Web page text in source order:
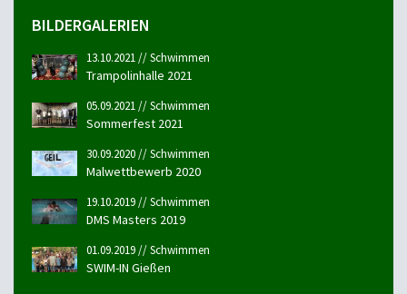
BILDERGALERIEN
13.10.2021 // Schwimmen
Trampolinhalle 2021
05.09.2021 // Schwimmen
Sommerfest 2021
30.09.2020 // Schwimmen
Malwettbewerb 2020
19.10.2019 // Schwimmen
DMS Masters 2019
01.09.2019 // Schwimmen
SWIM-IN Gießen